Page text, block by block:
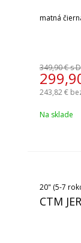
matná
349,90 €s
243,82 €
Na sklade
20" (5-7
CTM